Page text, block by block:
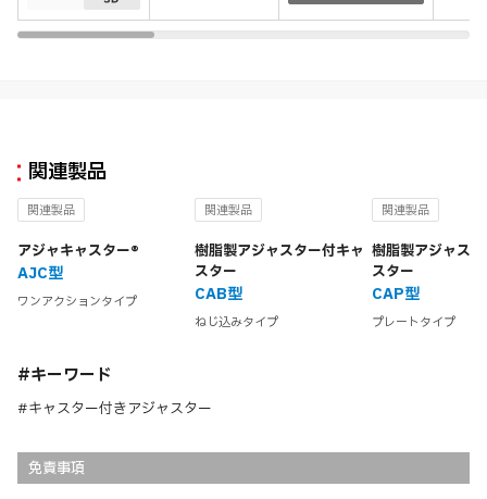
関連製品
関連製品
アジャキャスター®
AJC型
ワンアクションタイプ
関連製品
樹脂製アジャスター付キャ
スター
CAB型
ねじ込みタイプ
関連製品
樹脂製アジャス
スター
CAP型
プレートタイプ
#キーワード
#キャスター付きアジャスター
免責事項